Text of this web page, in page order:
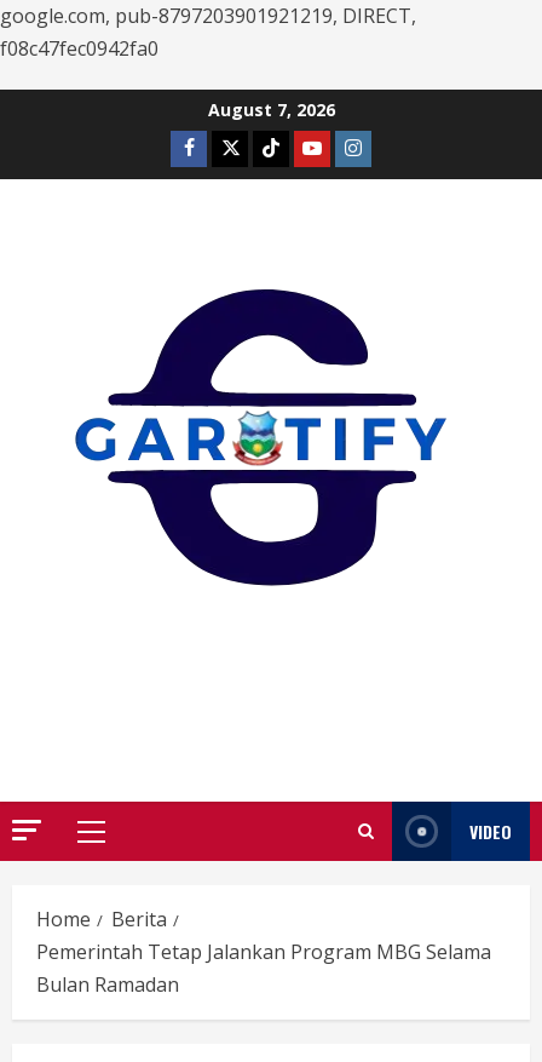
google.com, pub-8797203901921219, DIRECT,
f08c47fec0942fa0
August 7, 2026
Facebook
TwitterTiktokYoutubeInstagram
Primary
VIDEO
Home
Berita
Pemerintah Tetap Jalankan Program MBG Selama
Bulan Ramadan